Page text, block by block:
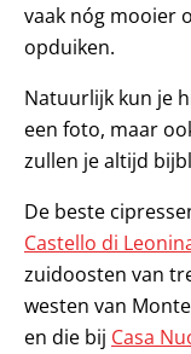
vaak nóg mooier
opduiken.
Natuurlijk kun je
een foto, maar
zullen je altijd
De beste
Castello di
zuidoosten van
westen van
en die bij Casa